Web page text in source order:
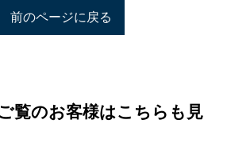
前のページに戻る
覧のお客様はこちらも見